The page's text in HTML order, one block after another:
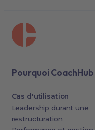
Pourquoi CoachHub
Cas d'utilisation
Leadership durant une
restructuration